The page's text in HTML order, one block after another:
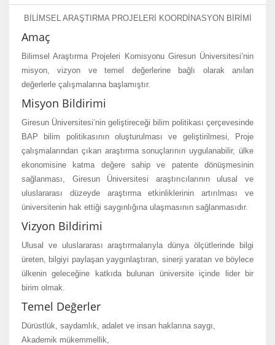
BİLİMSEL ARAŞTIRMA PROJELERİ KOORDİNASYON BİRİMİ
Amaç
Bilimsel Araştırma Projeleri Komisyonu Giresun Üniversitesi’nin
misyon, vizyon ve temel değerlerine bağlı olarak anılan
değerlerle çalışmalarına başlamıştır.
Misyon Bildirimi
Giresun Üniversitesi’nin geliştireceği bilim politikası çerçevesinde
BAP bilim politikasının oluşturulması ve geliştirilmesi, Proje
çalışmalarından çıkan araştırma sonuçlarının uygulanabilir, ülke
ekonomisine katma değere sahip ve patente dönüşmesinin
sağlanması, Giresun Üniversitesi araştırıcılarının ulusal ve
uluslararası düzeyde araştırma etkinliklerinin artırılması ve
üniversitenin hak ettiği saygınlığına ulaşmasının sağlanmasıdır.
Vizyon Bildirimi
Ulusal ve uluslararası araştırmalarıyla dünya ölçütlerinde bilgi
üreten, bilgiyi paylaşan yaygınlaştıran, sinerji yaratan ve böylece
ülkenin geleceğine katkıda bulunan üniversite içinde lider bir
birim olmak.
Temel Değerler
Dürüstlük, saydamlık, adalet ve insan haklarına saygı,
Akademik mükemmellik,